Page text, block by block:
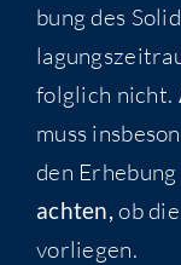
bung des
folg­lich nicht.
muss
den
ach­ten, ob
vorliegen.